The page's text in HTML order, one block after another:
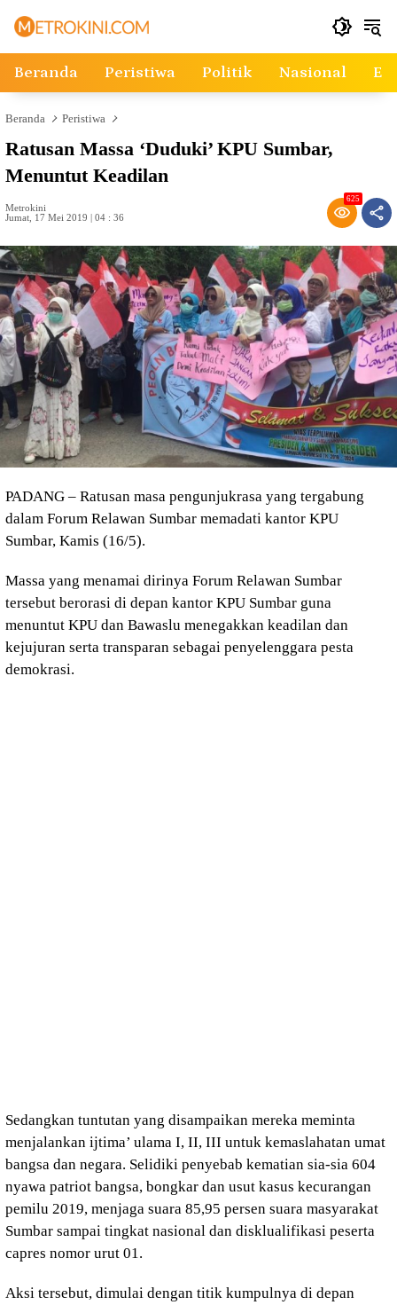
Beranda Peristiwa Politik Nasional
Beranda Peristiwa
Ratusan Massa ‘Duduki’ KPU Sumbar,
Menuntut Keadilan
Metrokini
Jumat, 17 Mei 2019 | 04 : 36
625
PADANG – Ratusan masa pengunjukrasa yang tergabung
dalam Forum Relawan Sumbar memadati kantor KPU
Sumbar, Kamis (16/5).
Massa yang menamai dirinya Forum Relawan Sumbar
tersebut berorasi di depan kantor KPU Sumbar guna
menuntut KPU dan Bawaslu menegakkan keadilan dan
kejujuran serta transparan sebagai penyelenggara pesta
demokrasi.
Sedangkan tuntutan yang disampaikan mereka meminta
menjalankan ijtima’ ulama I, II, III untuk kemaslahatan umat
bangsa dan negara. Selidiki penyebab kematian sia-sia 604
nyawa patriot bangsa, bongkar dan usut kasus kecurangan
pemilu 2019, menjaga suara 85,95 persen suara masyarakat
Sumbar sampai tingkat nasional dan disklualifikasi peserta
capres nomor urut 01.
Aksi tersebut, dimulai dengan titik kumpulnya di depan